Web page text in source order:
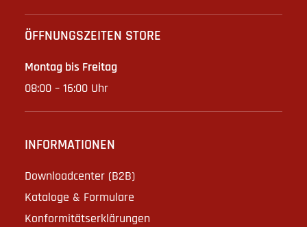
ÖFFNUNGSZEITEN STORE
Montag bis Freitag
08:00 – 16:00 Uhr
INFORMATIONEN
Downloadcenter (B2B)
Kataloge & Formulare
Konformitätserklärungen